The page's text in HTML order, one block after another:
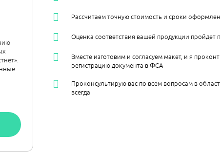
Рассчитаем точную стоимость и сроки
Оценка соответствия вашей продукции
Вместе изготовим и согласуем макет, и я
регистрацию документа в ФСА
Проконсультирую вас по всем вопросам в
всегда